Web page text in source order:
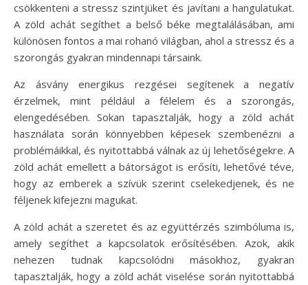
csökkenteni a stressz szintjüket és javítani a hangulatukat.
A zöld achát segíthet a belső béke megtalálásában, ami
különösen fontos a mai rohanó világban, ahol a stressz és a
szorongás gyakran mindennapi társaink.
Az ásvány energikus rezgései segítenek a negatív
érzelmek, mint például a félelem és a szorongás,
elengedésében. Sokan tapasztalják, hogy a zöld achát
használata során könnyebben képesek szembenézni a
problémáikkal, és nyitottabbá válnak az új lehetőségekre. A
zöld achát emellett a bátorságot is erősíti, lehetővé téve,
hogy az emberek a szívük szerint cselekedjenek, és ne
féljenek kifejezni magukat.
A zöld achát a szeretet és az együttérzés szimbóluma is,
amely segíthet a kapcsolatok erősítésében. Azok, akik
nehezen tudnak kapcsolódni másokhoz, gyakran
tapasztalják, hogy a zöld achát viselése során nyitottabbá